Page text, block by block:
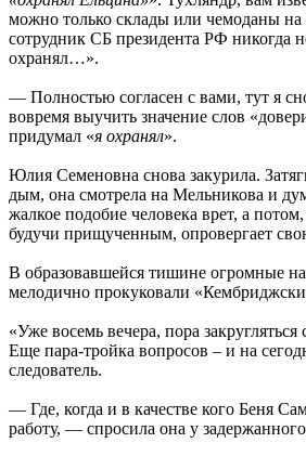
можно только склады или чемоданы на
сотрудник СБ президента РФ никогда
охранял…».
— Полностью согласен с вами, тут я
вовремя выучить значение слов
придумал «я охранял».
Юлия Семеновна снова закурила.
дым, она смотрела на Мельникова и
жалкое подобие человека врет, а
будучи прищученным, опровергает
В образовавшейся тишине огромные
мелодично прокуковали
«Уже восемь вечера, пора
Еще пара-тройка вопросов – и на
следователь.
— Где, когда и в качестве кого Беня
работу, — спросила она у